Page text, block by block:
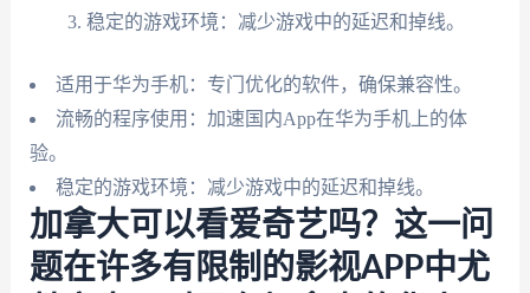
稳定的游戏环境：减少游戏中的延迟和掉线。
适用于华为手机：专门优化的软件，确保兼容性。
流畅的程序使用：加速国内App在华为手机上的体
验。
稳定的游戏环境：减少游戏中的延迟和掉线。
加拿大可以看爱奇艺吗？这一问
题在许多有限制的影视APP中尤